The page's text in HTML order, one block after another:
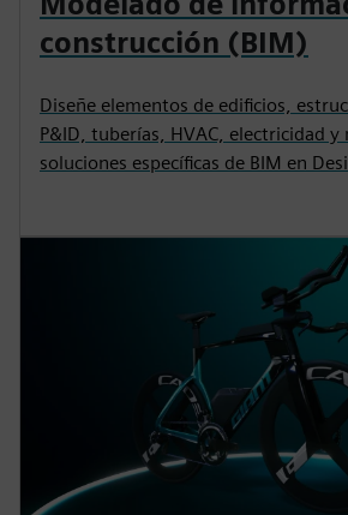
construcción (BIM)
Diseñe elementos de edificios,
P&ID, tuberías, HVAC, electricidad y
soluciones específicas de BIM en